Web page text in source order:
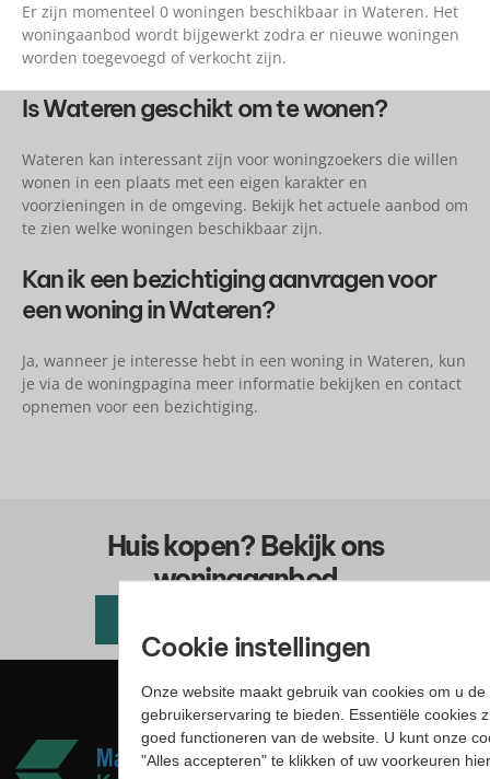
Er zijn momenteel 0 woningen beschikbaar in Wateren. Het
woningaanbod wordt bijgewerkt zodra er nieuwe woningen
worden toegevoegd of verkocht zijn.
Is Wateren geschikt om te wonen?
Wateren kan interessant zijn voor woningzoekers die willen
wonen in een plaats met een eigen karakter en
voorzieningen in de omgeving. Bekijk het actuele aanbod om
te zien welke woningen beschikbaar zijn.
Kan ik een bezichtiging aanvragen voor
een woning in Wateren?
Ja, wanneer je interesse hebt in een woning in Wateren, kun
je via de woningpagina meer informatie bekijken en contact
opnemen voor een bezichtiging.
Huis kopen? Bekijk ons
woningaanbod
Cookie instellingen
Onze website maakt gebruik van cookies om u
gebruikerservaring te bieden. Essentiële cookies
goed functioneren van de website. U kunt onze
"Alles accepteren" te klikken of uw voorkeuren